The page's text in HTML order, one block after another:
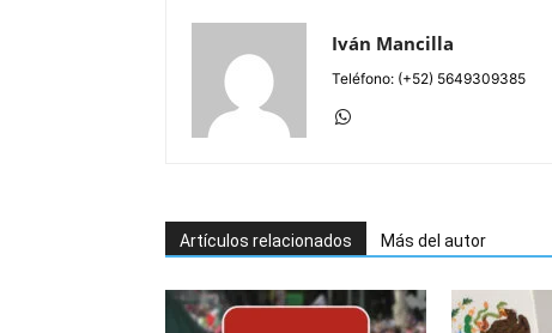
Iván Mancilla
Teléfono: (+52) 5649309385
Artículos relacionados Más del autor